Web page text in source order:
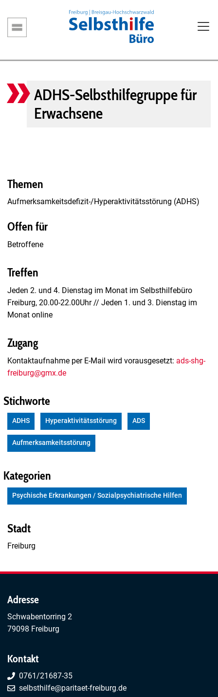
zum
Inhalt
Hauptnavigation
ADHS-Selbsthilfegruppe für
Erwachsene
Themen
Aufmerksamkeitsdefizit-/Hyperaktivitätsstörung (ADHS)
Offen für
Betroffene
Treffen
Jeden 2. und 4. Dienstag im Monat im Selbsthilfebüro
Freiburg, 20.00-22.00Uhr // Jeden 1. und 3. Dienstag im
Monat online
Zugang
Kontaktaufnahme per E-Mail wird vorausgesetzt: ads-shg-
freiburg@gmx.de
Stichworte
ADHS Hyperaktivitätsstörung ADS
Aufmerksamkeitsstörung
Kategorien
Psychische Erkrankungen / Sozialpsychiatrische Hilfen
Stadt
Freiburg
Adresse
Schwabentorring 2
79098 Freiburg
Kontakt
0761/21687-35
selbsthilfe@paritaet-freiburg.de